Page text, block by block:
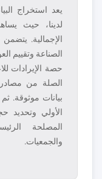
يعد استخراج
الإجمالية.
الصناعة وتقييم
حصة الإيرادات
الصلة من
بيانات موثوقة.
الأولي
المصلحة
والجمعيات.